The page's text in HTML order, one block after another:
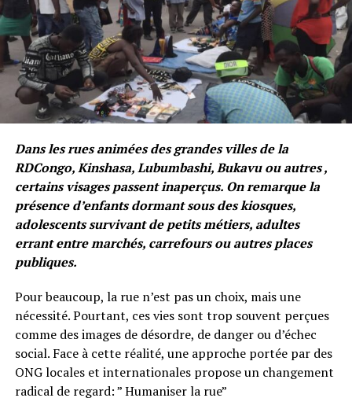
Dans les rues animées des grandes villes de la
RDCongo, Kinshasa, Lubumbashi, Bukavu ou autres ,
certains visages passent inaperçus. On remarque la
présence d’enfants dormant sous des kiosques,
adolescents survivant de petits métiers, adultes
errant entre marchés, carrefours ou autres places
publiques.
Pour beaucoup, la rue n’est pas un choix, mais une
nécessité. Pourtant, ces vies sont trop souvent perçues
comme des images de désordre, de danger ou d’échec
social. Face à cette réalité, une approche portée par des
ONG locales et internationales propose un changement
radical de regard: ” Humaniser la rue”